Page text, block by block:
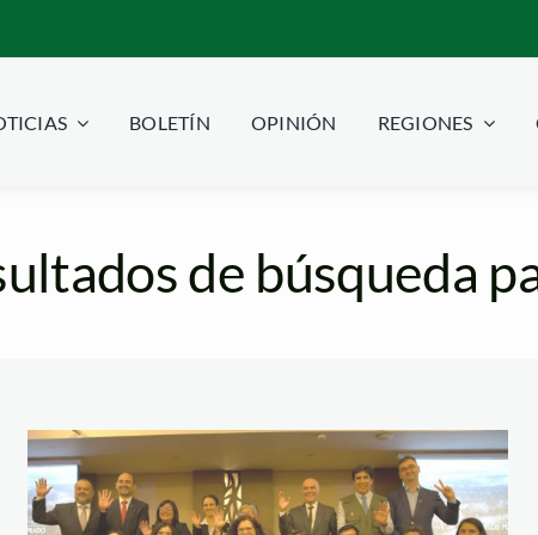
BOLETÍN OPINIÓN REGIONES
de búsqueda